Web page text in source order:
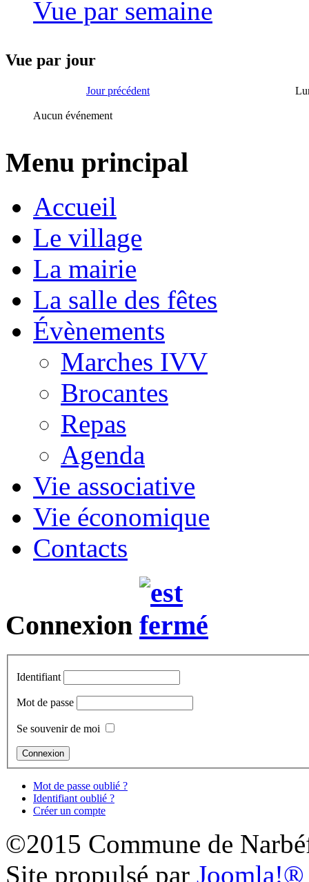
Vue par semaine
Vue par jour
Jour précédent
Aucun événement
Menu principal
Accueil
Le village
La mairie
La salle des fêtes
Évènements
Marches IVV
Brocantes
Repas
Agenda
Vie associative
Vie économique
Contacts
Connexion
Identifiant
Mot de passe
Se souvenir de moi
Mot de passe oublié ?
Identifiant oublié ?
Créer un compte
©2015 Commune de
Site propulsé par Joomla!®